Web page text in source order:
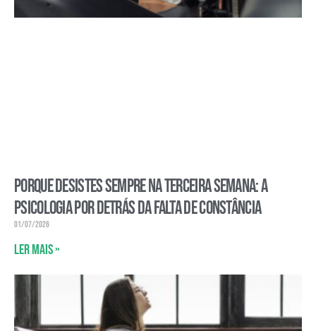
Porque desistes sempre na terceira semana: a
psicologia por detrás da falta de constância
01/07/2026
Ler mais »